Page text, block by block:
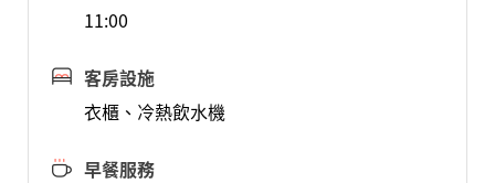
11:00
客房設施
衣櫃、冷熱飲水機
早餐服務